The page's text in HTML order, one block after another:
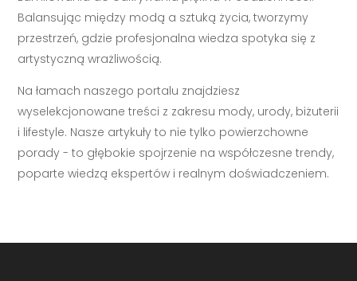
Balansując między modą a sztuką życia, tworzymy
przestrzeń, gdzie profesjonalna wiedza spotyka się z
artystyczną wrażliwością.
Na łamach naszego portalu znajdziesz
wyselekcjonowane treści z zakresu mody, urody, biżuterii
i lifestyle. Nasze artykuły to nie tylko powierzchowne
porady - to głębokie spojrzenie na współczesne trendy,
poparte wiedzą ekspertów i realnym doświadczeniem.